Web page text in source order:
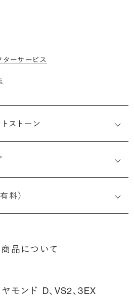
ーサービス
ストーン
ファベット6文字まで刻印可能
注文前だけでなく購入後の刻印も、
刻印は、無料にて承ります（デザ
認ください）。
料）
品について
モンド D、VS2、3EX